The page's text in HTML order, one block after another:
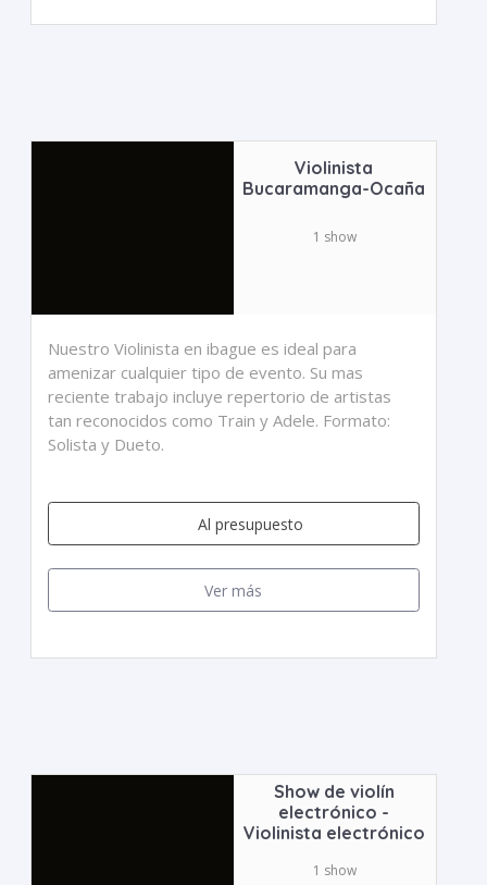
Violinista
Bucaramanga-Ocaña
1 show
Nuestro Violinista en ibague es ideal para
amenizar cualquier tipo de evento. Su mas
reciente trabajo incluye repertorio de artistas
tan reconocidos como Train y Adele. Formato:
Solista y Dueto.
Al presupuesto
Ver más
Show de violín
electrónico -
Violinista electrónico
1 show